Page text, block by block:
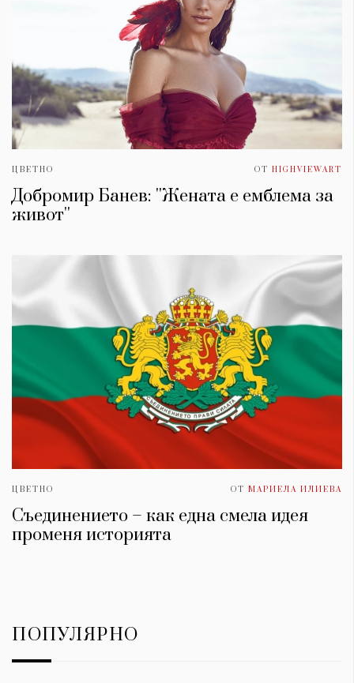
ЦВЕТНО ОТ HIGHVIEWART
Добромир Банев: ''Жената е емблема за
живот''
ЦВЕТНО ОТ МАРИЕЛА ИЛИЕВА
Съединението – как една смела идея
променя историята
ПОПУЛЯРНО